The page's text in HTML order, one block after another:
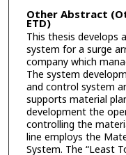
Other Abstract
ETD)
This thesis develops
system for a surge
company which
The system
and control system
supports material
development the
controlling the
line employs the
System. The “Least